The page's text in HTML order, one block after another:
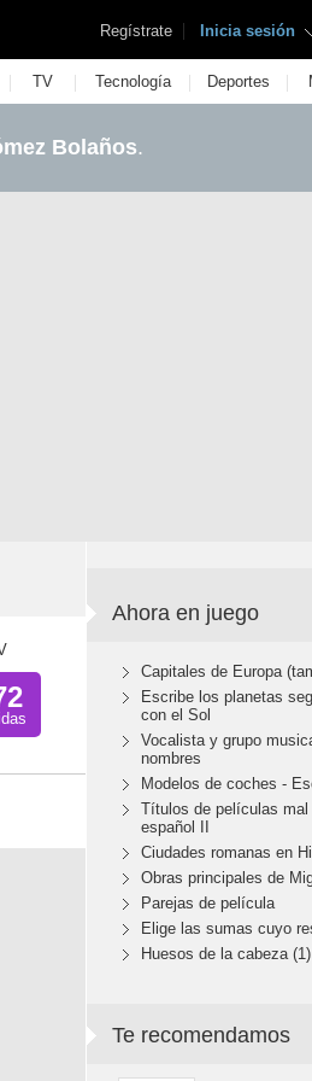
Regístrate | Inicia sesión
| TV | Tecnología | Deportes |
Bolaños.
Ahora en juego
Capitales de Europa
Escribe los planetas
con el Sol
Vocalista y grupo
nombres
Modelos de coches -
Títulos de películas mal
español II
Ciudades romanas en
Obras principales de
Parejas de película
Elige las sumas cuyo
Huesos de la cabeza (1)
Te recomendamos